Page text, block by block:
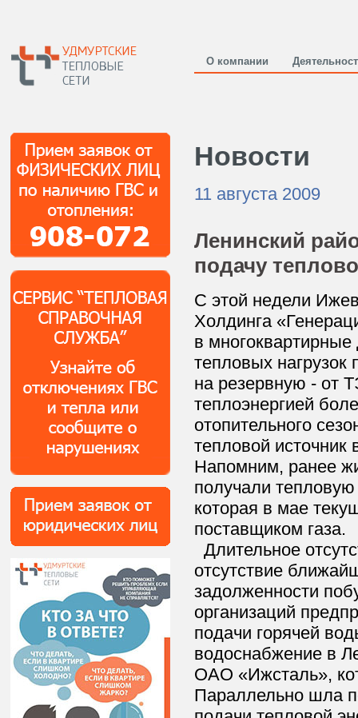
О компании
Новости
11 августа 2009
Ленинский
подачу
С этой недели
Холдинга
в
тепловых
на резервную - от
теплоэнергией
отопительного
тепловой
Напомним, ранее
получали
которая в мае
поставщиком газа.
Длительное
отсутствие
задолженности
организаций
подачи горячей
водоснабжение в
ОАО «Ижсталь»,
Параллельно шла